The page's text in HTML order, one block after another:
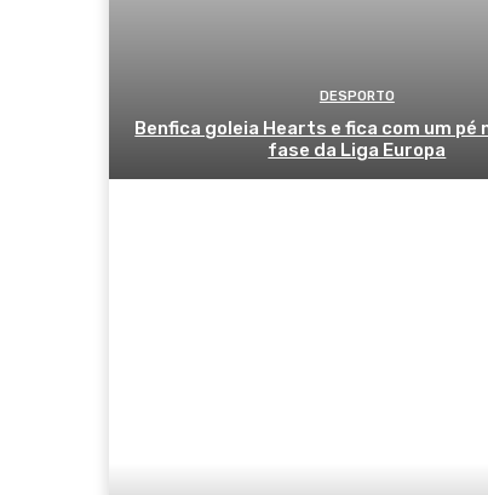
DESPORTO
Benfica goleia Hearts e fica com um pé
fase da Liga Europa